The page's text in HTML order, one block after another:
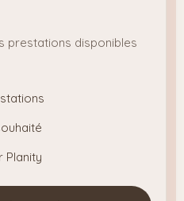
prestations disponibles
Planity